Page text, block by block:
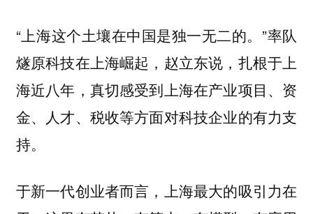
“上海这个土壤在中国是独一无二的。”率队
燧原科技在上海崛起，赵立东说，扎根于上
海近八年，真切感受到上海在产业项目、资
金、人才、税收等方面对科技企业的有力支
持。
于新一代创业者而言，上海最大的吸引力在